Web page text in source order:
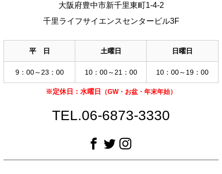
大阪府豊中市新千里東町1-4-2
千里ライフサイエンスセンタービル3F
平 日 土曜日 日曜日
9：00～23：00 10：00～21：00 10：00～19：00
※定休日：水曜日 （GW・お盆・年末年始）
TEL.06-6873-3330